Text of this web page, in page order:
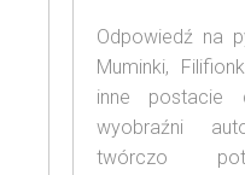
Odpowiedź na
Muminki,
inne
wyobraźni
twórczo